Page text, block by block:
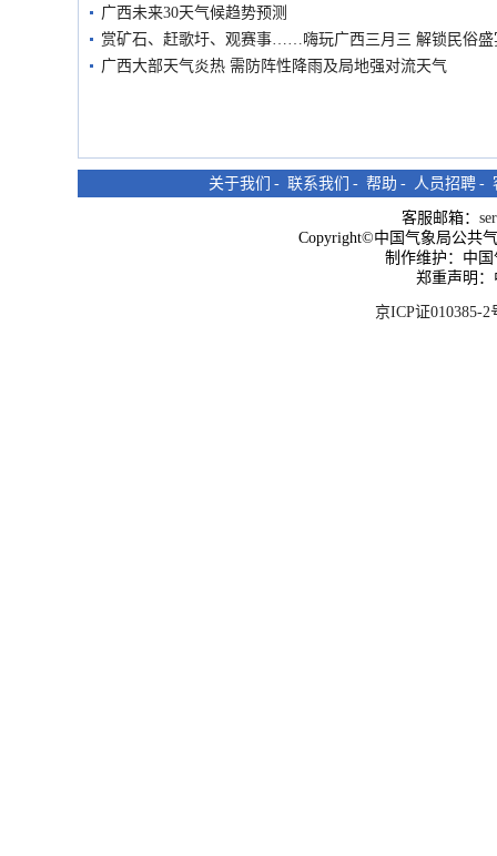
广西未来30天气候趋势预测
赏矿石、赶歌圩、观赛事……嗨玩广西三月三 解锁民俗盛
广西大部天气炎热 需防阵性降雨及局地强对流天气
关于我们 - 联系我们 - 帮助 - 人员招聘 -
客服邮箱：
Copyright©中国气象局公共
制作维护：中
郑重声明
京ICP证010385-2